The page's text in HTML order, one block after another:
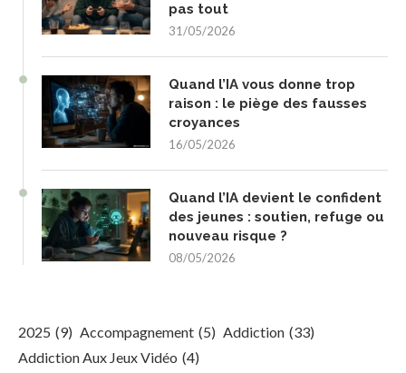
pas tout
31/05/2026
Quand l’IA vous donne trop
raison : le piège des fausses
croyances
16/05/2026
Quand l’IA devient le confident
des jeunes : soutien, refuge ou
nouveau risque ?
08/05/2026
2025 (9) Accompagnement (5) Addiction (33)
Addiction Aux Jeux Vidéo (4)